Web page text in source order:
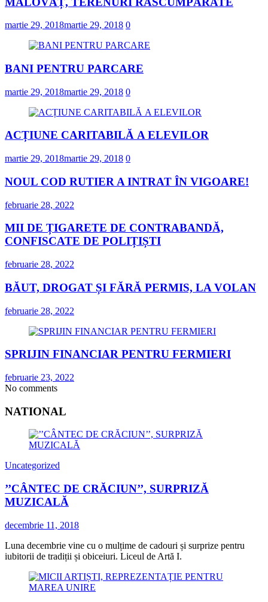
martie 29, 2018martie 29, 2018 0
BANI PENTRU PARCARE
martie 29, 2018martie 29, 2018 0
ACȚIUNE CARITABILĂ A ELEVILOR
martie 29, 2018martie 29, 2018 0
NOUL COD RUTIER A INTRAT ÎN VIGOARE!
februarie 28, 2022
MII DE ȚIGARETE DE CONTRABANDĂ,
CONFISCATE DE POLIȚIȘTI
februarie 28, 2022
BĂUT, DROGAT ȘI FĂRĂ PERMIS, LA VOLAN
februarie 28, 2022
SPRIJIN FINANCIAR PENTRU FERMIERI
februarie 23, 2022
No comments
NATIONAL
Uncategorized
’’CÂNTEC DE CRĂCIUN’’, SURPRIZĂ
MUZICALĂ
decembrie 11, 2018
Luna decembrie vine cu o mulțime de cadouri și surprize pentru
iubitorii de tradiții și obiceiuri. Liceul de Artă I.